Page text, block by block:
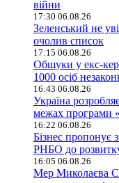
війни
17:30 06.08.26
Зеленський не
очолив список
17:15 06.08.26
Обшуки у екс-
1000 осіб
16:43 06.08.26
Україна
межах програми
16:22 06.08.26
Бізнес пропонує
РНБО до розвитку
16:05 06.08.26
Мер Миколаєва